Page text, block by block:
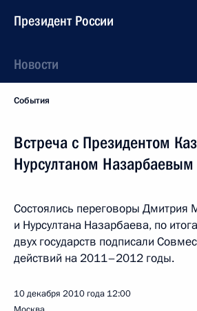
Президент России
Новости
События
Встреча с Президентом
Нурсултаном Назарбаевым
Состоялись переговоры Дмитрия
и Нурсултана Назарбаева, по
двух государств подписали
действий на 2011–2012 годы.
10 декабря 2010 года 12:00